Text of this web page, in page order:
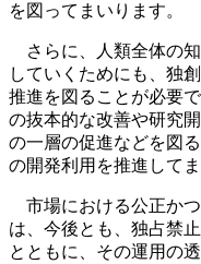
を図ってまいります。
さらに、人類全体の
していくためにも、独
推進を図ることが必要
の抜本的な改善や研究
の一層の促進などを図
の開発利用を推進してま
市場における公正か
は、今後とも、独占禁
とともに、その運用の